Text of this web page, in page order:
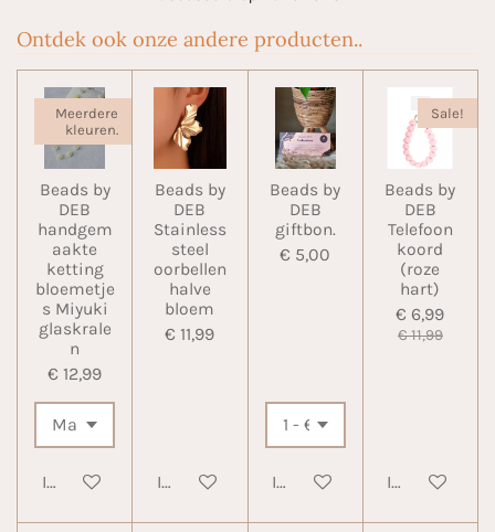
Ontdek ook onze andere producten..
Meerdere
kleuren.
Beads by
DEB
handgem
aakte
ketting
bloemetje
s Miyuki
glaskrale
n
€ 12,99
In winkelwagen
Beads by
DEB
Stainless
steel
oorbellen
halve
bloem
€ 11,99
In winkelwagen
Beads by
DEB
giftbon.
€ 5,00
In winkelwagen
Sale!
Beads by
DEB
Telefoon
koord
(roze
hart)
€ 6,99
€ 11,99
In